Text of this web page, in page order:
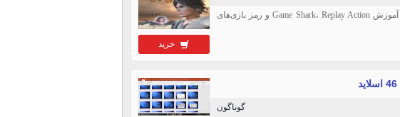
خرید
دانلود فایل PDF جامع کدها، رمزها و راهنمای بازی‌های پلی استیشن 1 شامل آموزش Game Shark، Replay Action و رمز بازی‌های
گوناگون